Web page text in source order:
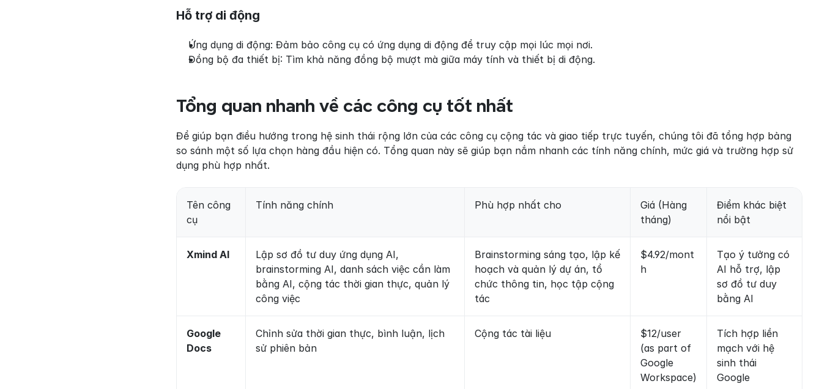
Hỗ trợ di động
Ứng dụng di động: Đảm bảo công cụ có ứng dụng di động để truy cập mọi lúc mọi nơi.
Đồng bộ đa thiết bị: Tìm khả năng đồng bộ mượt mà giữa máy tính và thiết bị di động.
Tổng quan nhanh về các công cụ tốt nhất
Để giúp bạn điều hướng trong hệ sinh thái rộng lớn của các công cụ cộng tác và giao tiếp trực tuyến, chúng tôi đã tổng hợp bảng
so sánh một số lựa chọn hàng đầu hiện có. Tổng quan này sẽ giúp bạn nắm nhanh các tính năng chính, mức giá và trường hợp sử
dụng phù hợp nhất.
Tên công
cụ
Tính năng chính Phù hợp nhất cho
Giá (Hàng
tháng)
Điểm khác biệt
nổi bật
Xmind AI
Lập sơ đồ tư duy ứng dụng AI,
brainstorming AI, danh sách việc cần làm
bằng AI, cộng tác thời gian thực, quản lý
công việc
Brainstorming sáng tạo, lập kế
hoạch và quản lý dự án, tổ
chức thông tin, học tập cộng
tác
$4.92/mont
h
Tạo ý tưởng có
AI hỗ trợ, lập
sơ đồ tư duy
bằng AI
Google
Docs
Chỉnh sửa thời gian thực, bình luận, lịch
sử phiên bản
Cộng tác tài liệu
$12/user
(as part of
Google
Workspace)
Tích hợp liền
mạch với hệ
sinh thái
Google